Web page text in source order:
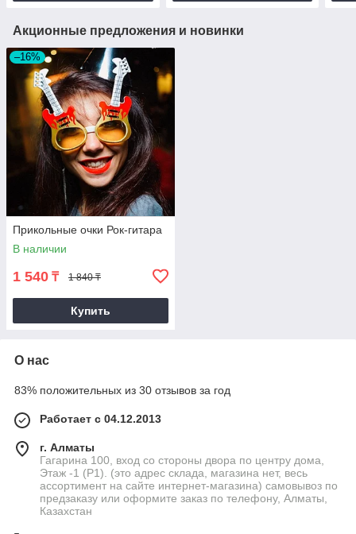
Акционные предложения и новинки
–16%
Прикольные очки Рок-гитара
В наличии
1 540 ₸ 1 840 ₸
Купить
О нас
83% положительных из 30 отзывов за год
Работает с 04.12.2013
г. Алматы
Гагарина 100, вход со стороны двора по центру дома,
Этаж -1 (P1). (это адрес склада, магазина нет, весь
ассортимент на сайте интернет-магазина) самовывоз по
предзаказу или оформите заказ по телефону, Алматы,
Казахстан